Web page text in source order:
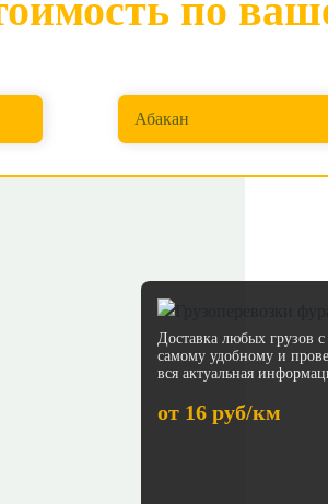
по
Абакан
Доставка любых грузов
самому удобному и
вся актуальная
от 16 руб/км